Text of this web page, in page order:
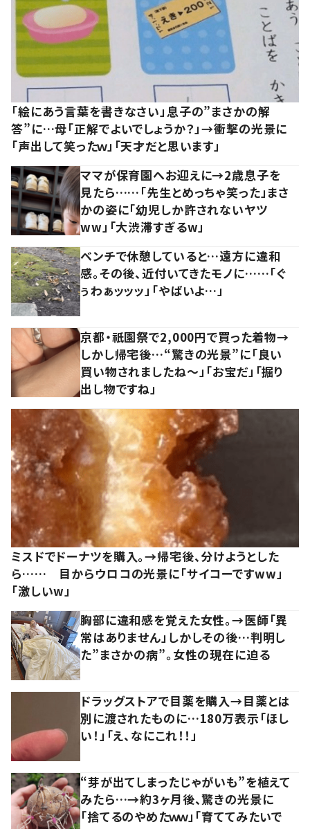
「絵にあう言葉を書きなさい」息子の”まさかの解
答”に…母「正解でよいでしょうか？」→衝撃の光景に
「声出して笑ったｗ」「天才だと思います」
ママが保育園へお迎えに→2歳息子を
見たら……「先生とめっちゃ笑った」まさ
かの姿に「幼児しか許されないヤツ
ww」「大渋滞すぎるw」
ベンチで休憩していると…遠方に違和
感。その後、近付いてきたモノに……「ぐ
ぅわぁッッッ」「やばいよ…」
京都・祇園祭で2,000円で買った着物→
しかし帰宅後…“驚きの光景”に「良い
買い物されましたね～」「お宝だ」「掘り
出し物ですね」
ミスドでドーナツを購入。→帰宅後、分けようとした
ら…… 目からウロコの光景に「サイコーですww」
「激しいw」
胸部に違和感を覚えた女性。→医師「異
常はありません」しかしその後…判明し
た”まさかの病”。女性の現在に迫る
ドラッグストアで目薬を購入→目薬とは
別に渡されたものに…180万表示「ほし
い！」「え、なにこれ！！」
“芽が出てしまったじゃがいも”を植えて
みたら…→約3ヶ月後、驚きの光景に
「捨てるのやめたｗｗ」「育ててみたいで